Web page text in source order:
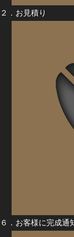
２．お見積り
６．お客様に完成通